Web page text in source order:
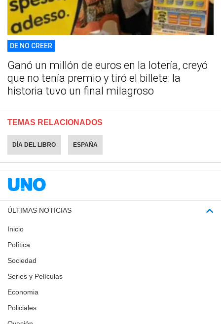
DE NO CREER
Ganó un millón de euros en la lotería, creyó
que no tenía premio y tiró el billete: la
historia tuvo un final milagroso
TEMAS RELACIONADOS
DÍA DEL LIBRO ESPAÑA
ÚLTIMAS NOTICIAS
Inicio
Política
Sociedad
Series y Películas
Economia
Policiales